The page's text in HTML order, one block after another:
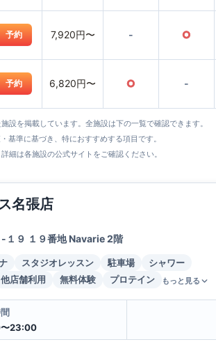
予約 7,920円〜 - ○
予約 6,820円〜 ○ -
設を掲載しています。全施設は下の一覧で確認できます。
基準に基づき、特におすすめする項目です。
細は各施設の公式サイトをご確認ください。
名張店
１９ １９番地 Navarie 2階
スタジオレッスン 駐車場
シャワー
他店舗利用 無料体験 プロテイン もっと見る
〜23:00